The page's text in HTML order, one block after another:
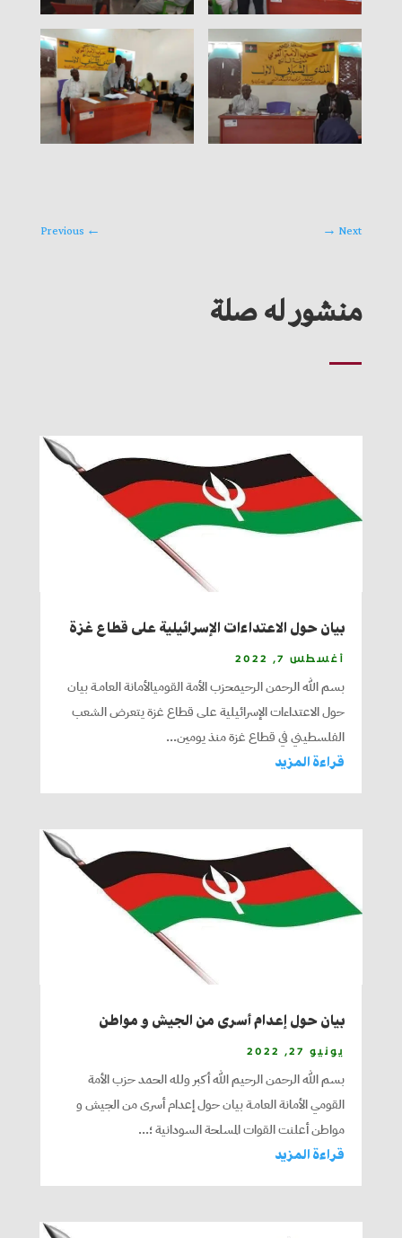
←
Previous Next
→
منشور له صلة
بيان حول الاعتداءات الإسرائيلية على قطاع غزة
أغسطس 7, 2022
بسم الله الرحمن الرحيمحزب الأمة القوميالأمانة العامـة بيان
حول الاعتداءات الإسرائيلية على قطاع غزة يتعرض الشعب
الفلسطيني في قطاع غزة منذ يومين...
قراءة المزيد
بيان حول إعدام أسرى من الجيش و مواطن
يونيو 27, 2022
بسم الله الرحمن الرحيم الله أكبر ولله الحمد حزب الأمة
القومي الأمانة العامـة بيان حول إعدام أسرى من الجيش و
مواطن أعلنت القوات المسلحة السودانية ؛...
قراءة المزيد